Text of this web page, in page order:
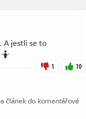
jestli se to
1 10
článek do komentářové